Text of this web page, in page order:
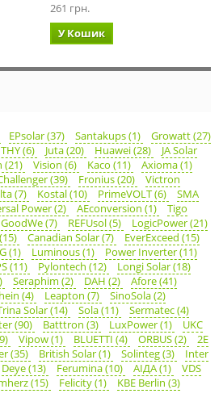
261 грн.
У Кошик
EPsolar (37) Santakups (1)
Growatt (27)
(6) Juta (20) Huawei (28)
JA Solar
(21) Vision (6) Kaco (11)
Axioma (1)
(39) Fronius (20)
Victron
(7) Kostal (10) PrimeVOLT (6)
SMA
Power (2) AEconversion (1)
Tigo
GoodWe (7) REFUsol (5)
LogicPower (21)
Canadian Solar (7)
EverExceed (15)
(1) Luminous (1)
Power Inverter (11)
(11) Pylontech (12)
Longi Solar (18)
Seraphim (2) DAH (2)
Afore (41)
(4) Leapton (7)
SinoSola (2)
Solar (14) Sola (11)
Sermatec (4)
(90) Batttron (3) LuxPower (1)
UKC
Vipow (1) BLUETTI (4) ORBUS (2)
2E
(35) British Solar (1) Solinteg (3)
Inter
Deye (13) Ferumina (10) АІДА (1)
VDS
(15) Felicity (1)
KBE Berlin (3)